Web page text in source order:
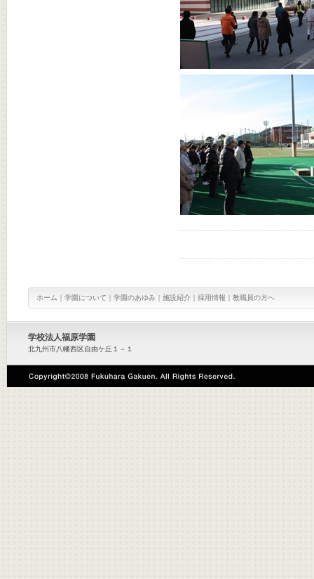
ホーム 学園について 学園のあゆみ 施設紹介 採用情報 教職員の方へ
学校法人福原学園
北九州市八幡西区自由ケ丘１－１